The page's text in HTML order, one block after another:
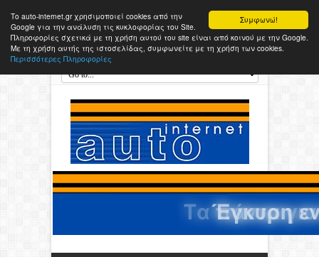
Συμφωνώ!
Το auto-internet.gr χρησιμοποιεί cookies από την
Google για την ανάλυση τις κυκλοφορίας του Site.
Πληροφορίες σχετικά με τη χρήση αυτού του site είναι από κοινού με την Google.
Με τη χρήση αυτής της ιστοσελίδας, συμφωνείτε με τη χρήση των cookies.
Περισσότερες Πληροφορίες